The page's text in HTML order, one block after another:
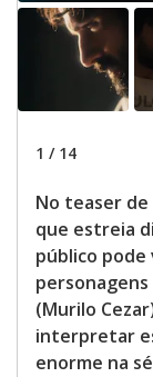
1 / 14
No teaser
que estreia
público pode
(Murilo
interpretar
enorme na